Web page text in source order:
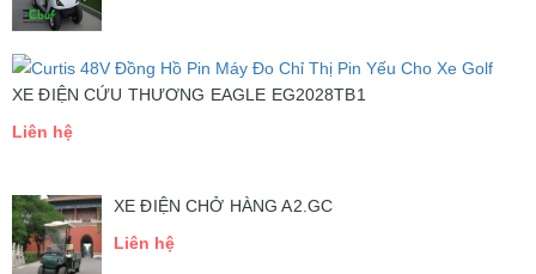
XE ĐIỆN CỨU THƯƠNG EAGLE EG2028TB1
Liên hệ
XE ĐIỆN CHỞ HÀNG A2.GC
Liên hệ